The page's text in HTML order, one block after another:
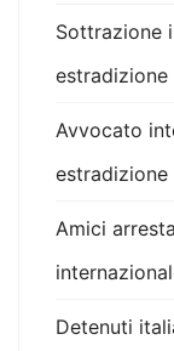
Sottrazione
estradizione
Avvocato
estradizione
Amici
Detenuti